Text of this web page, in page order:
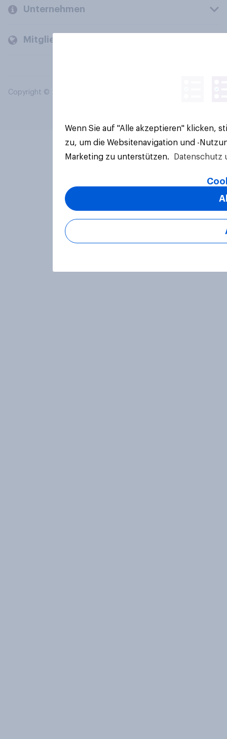
Unternehmen
Mitglieder und Kunden
Copyright © 2026 YouGov PLC. Alle Rechte vorbehalten.
Wenn Sie auf "Alle akzeptieren" klicken,
zu, um die Websitenavigation und -
Marketing zu unterstützen.
Datenschutz